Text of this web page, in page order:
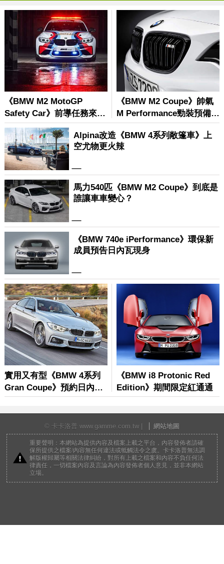
© 卡卡洛普 www.gamme.com.tw | 網站地圖
重要聲明：本網站為提供內容及檔案上載之平台，內容發佈者請確
保所提供之檔案/內容無任何違法或牴觸法令之虞。卡卡洛普無法調
解版權歸屬等相關法律糾紛，對所有上載之檔案和內容不負任何法
律責任，一切檔案內容及言論為內容發佈者個人意見，並非本網站
立場。